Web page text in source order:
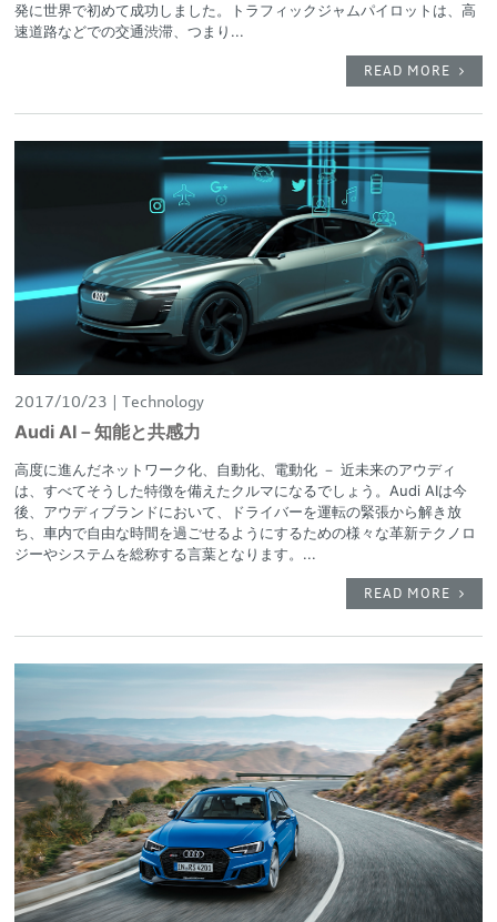
発に世界で初めて成功しました。トラフィックジャムパイロットは、高
速道路などでの交通渋滞、つまり...
READ MORE
2017/10/23 Technology
Audi AI－知能と共感力
高度に進んだネットワーク化、自動化、電動化 － 近未来のアウディ
は、すべてそうした特徴を備えたクルマになるでしょう。Audi AIは今
後、アウディブランドにおいて、ドライバーを運転の緊張から解き放
ち、車内で自由な時間を過ごせるようにするための様々な革新テクノロ
ジーやシステムを総称する言葉となります。...
READ MORE